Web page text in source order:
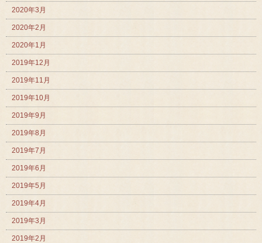
2020年3月
2020年2月
2020年1月
2019年12月
2019年11月
2019年10月
2019年9月
2019年8月
2019年7月
2019年6月
2019年5月
2019年4月
2019年3月
2019年2月